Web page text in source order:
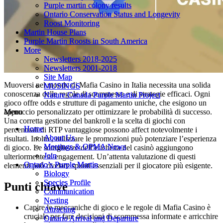
Purple martin colony results
Ontario Conservation Status and Longevity
Roost Monitoring
Martin House Plans
Purple Martin Roosts in South America
More
Newsletters 2018-2025
Newsletters 2001-2018
Site Map
MUSINGS
Nature Canada Purple Martin Project
Menu
Home
About Us
Meetings & OPMA News
Join
Ontario’s Purple Martin
Biology
Species Profile
Communication
Nesting
Attracting
Ontario Arrival and Departure
Purple martin colony results
Ontario Conservation Status and Longevity
Roost Monitoring
Martin House Plans
Purple Martin Roosts in South America
More
Newsletters 2018-2025
Newsletters 2001-2018
Site Map
MUSINGS
Nature Canada Purple Martin Project
Menu
Home
About Us
Meetings & OPMA News
Join
Ontario’s Purple Martin
Biology
Species Profile
Communication
Nesting
Attracting
Ontario Arrival and Departure
Muoversi nel mondo di Mafia Casino in Italia necessita una solida
conoscenza delle regole di scommessa e di strategie efficaci. Ogni
gioco offre odds e strutture di pagamento uniche, che esigono un
approccio personalizzato per ottimizzare le probabilità di successo.
Una corretta gestione del bankroll e la scelta di giochi con
percentuali di RTP vantaggiose possono affect notevolmente i
risultati. Inoltre, utilizzare le promozioni può potenziare l’esperienza
di gioco. Le sottigliezze dell’etichetta del casinò aggiungono
ulteriormente al engagement. Un’attenta valutazione di questi
elementi può rivelare spunti essenziali per il giocatore più esigente.
Punti chiave
Capire le meccaniche di gioco e le regole di Mafia Casino è
cruciale per fare decisioni di scommessa informate e arricchire